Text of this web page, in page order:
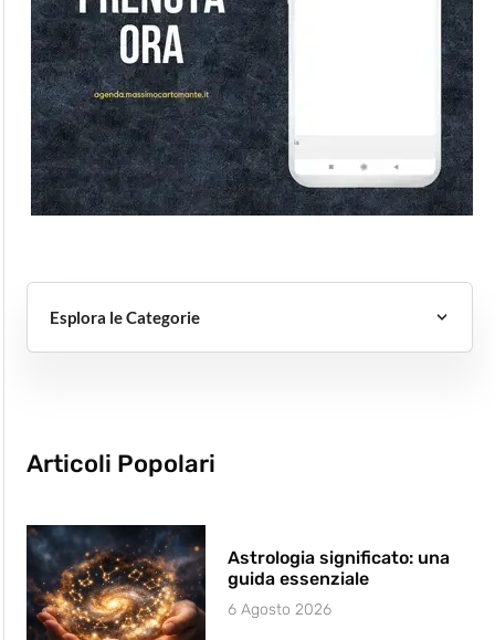
Esplora le Categorie
Articoli Popolari
Astrologia significato: una
guida essenziale
6 Agosto 2026